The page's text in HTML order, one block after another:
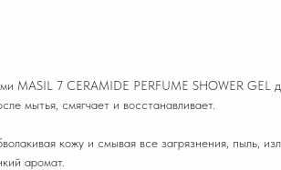
MASIL 7 CERAMIDE PERFUME SHOWER GEL
мытья, смягчает и восстанавливает.
кожу и смывая все загрязнения,
аромат.